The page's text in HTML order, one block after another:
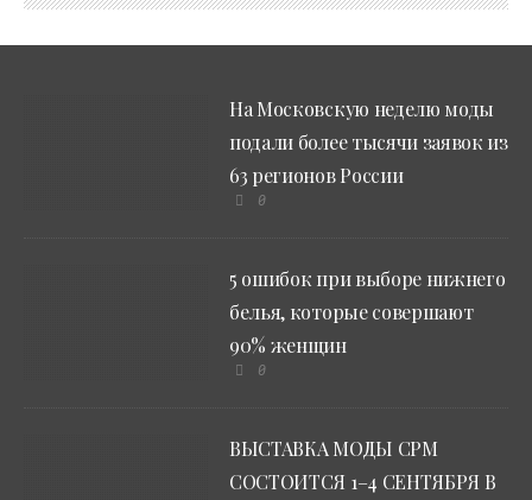
На Московскую неделю моды
подали более тысячи заявок из
63 регионов России
0
5 ошибок при выборе нижнего
белья, которые совершают
90% женщин
0
ВЫСТАВКА МОДЫ CPM
СОСТОИТСЯ 1–4 СЕНТЯБРЯ В